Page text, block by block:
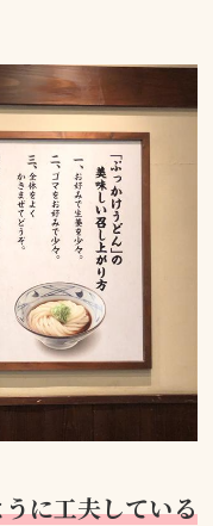
に工夫している